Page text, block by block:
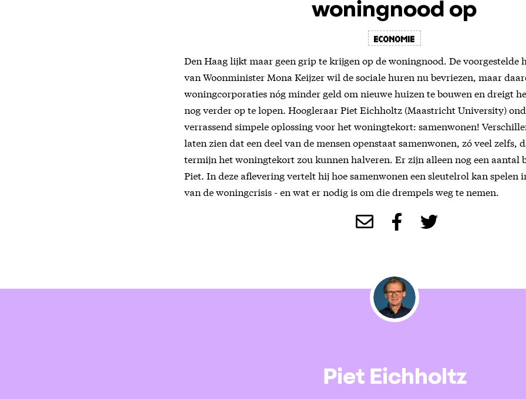
woningnood op
Economie
Den Haag lijkt maar geen grip te krijgen op de woningnood. De voorgestelde
van Woonminister Mona Keijzer wil de sociale huren nu bevriezen, maar
woningcorporaties nóg minder geld om nieuwe huizen te bouwen en dreigt
nog verder op te lopen. Hoogleraar Piet Eichholtz (Maastricht University)
verrassend simpele oplossing voor het woningtekort: samenwonen!
laten zien dat een deel van de mensen openstaat samenwonen, zó veel zelfs,
termijn het woningtekort zou kunnen halveren. Er zijn alleen nog een aantal
Piet. In deze aflevering vertelt hij hoe samenwonen een sleutelrol kan spelen
van de woningcrisis - en wat er nodig is om die drempels weg te nemen.
Piet Eichholtz